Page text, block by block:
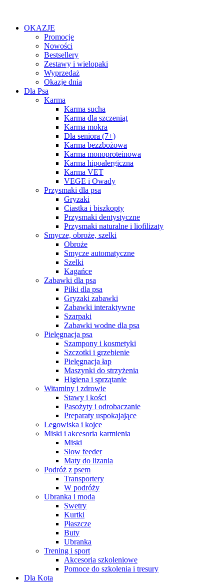
OKAZJE
Promocje
Nowości
Bestsellery
Zestawy i wielopaki
Wyprzedaż
Okazje dnia
Dla Psa
Karma
Karma sucha
Karma dla szczeniąt
Karma mokra
Dla seniora (7+)
Karma bezzbożowa
Karma monoproteinowa
Karma hipoalergiczna
Karma VET
VEGE i Owady
Przysmaki dla psa
Gryzaki
Ciastka i biszkopty
Przysmaki dentystyczne
Przysmaki naturalne i liofilizaty
Smycze, obroże, szelki
Obroże
Smycze automatyczne
Szelki
Kagańce
Zabawki dla psa
Piłki dla psa
Gryzaki zabawki
Zabawki interaktywne
Szarpaki
Zabawki wodne dla psa
Pielęgnacja psa
Szampony i kosmetyki
Szczotki i grzebienie
Pielęgnacja łap
Maszynki do strzyżenia
Higiena i sprzątanie
Witaminy i zdrowie
Stawy i kości
Pasożyty i odrobaczanie
Preparaty uspokajające
Legowiska i kojce
Miski i akcesoria karmienia
Miski
Slow feeder
Maty do lizania
Podróż z psem
Transportery
W podróży
Ubranka i moda
Swetry
Kurtki
Płaszcze
Buty
Ubranka
Trening i sport
Akcesoria szkoleniowe
Pomoce do szkolenia i tresury
Dla Kota